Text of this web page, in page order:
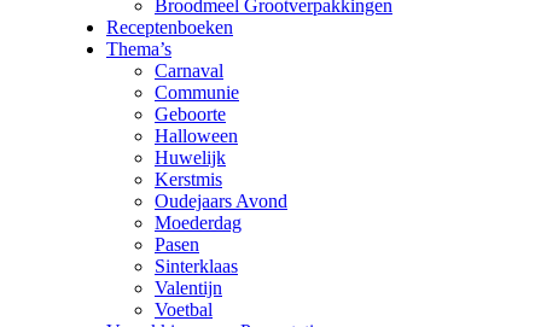
Broodmeel Grootverpakkingen
Receptenboeken
Thema’s
Carnaval
Communie
Geboorte
Halloween
Huwelijk
Kerstmis
Oudejaars Avond
Moederdag
Pasen
Sinterklaas
Valentijn
Voetbal